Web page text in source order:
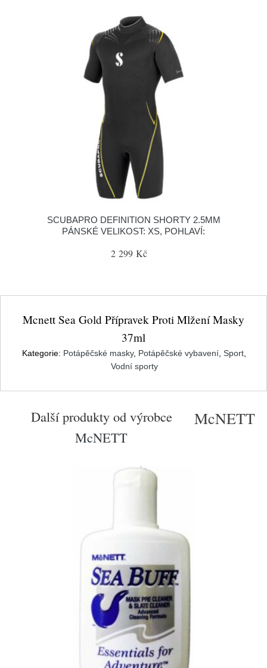
SCUBAPRO DEFINITION SHORTY 2.5MM
PÁNSKÉ VELIKOST: XS, POHLAVÍ:
2 299 Kč
Mcnett Sea Gold Přípravek Proti Mlžení Masky
37ml
Kategorie: Potápěčské masky, Potápěčské vybavení Sport
Vodní sporty
Další produkty od výrobce
McNETT
McNETT